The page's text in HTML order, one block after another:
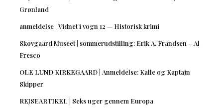
Grønland
anmeldelse | Vidnet i vogn 12 — Historisk krimi
Skovgaard Museet | sommerudstilling: Erik A. Frandsen – Al
Fresco
OLE LUND KIRKEGAARD | Anmeldelse: Kalle og Kaptajn
Skipper
REJSEARTIKEL | Seks uger gennem Europa